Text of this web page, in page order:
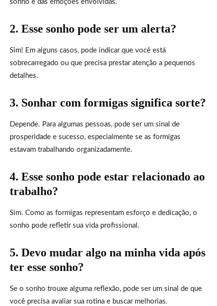
sonho e das emoções envolvidas.
2. Esse sonho pode ser um alerta?
Sim! Em alguns casos, pode indicar que você está
sobrecarregado ou que precisa prestar atenção a pequenos
detalhes.
3. Sonhar com formigas significa sorte?
Depende. Para algumas pessoas, pode ser um sinal de
prosperidade e sucesso, especialmente se as formigas
estavam trabalhando organizadamente.
4. Esse sonho pode estar relacionado ao
trabalho?
Sim. Como as formigas representam esforço e dedicação, o
sonho pode refletir sua vida profissional.
5. Devo mudar algo na minha vida após
ter esse sonho?
Se o sonho trouxe alguma reflexão, pode ser um sinal de que
você precisa avaliar sua rotina e buscar melhorias.